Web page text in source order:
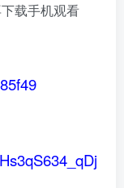
载手机观看